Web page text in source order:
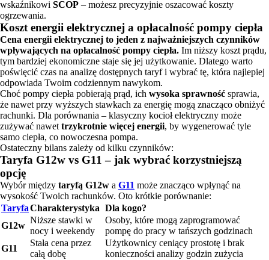
wskaźnikowi SCOP – możesz precyzyjnie oszacować koszty
ogrzewania.
Koszt energii elektrycznej a opłacalność pompy ciepła
Cena energii elektrycznej to jeden z najważniejszych czynników
wpływających na opłacalność pompy ciepła. Im niższy koszt prądu,
tym bardziej ekonomiczne staje się jej użytkowanie. Dlatego warto
poświęcić czas na analizę dostępnych taryf i wybrać tę, która najlepiej
odpowiada Twoim codziennym nawykom.
Choć pompy ciepła pobierają prąd, ich wysoka sprawność sprawia,
że nawet przy wyższych stawkach za energię mogą znacząco obniżyć
rachunki. Dla porównania – klasyczny kocioł elektryczny może
zużywać nawet trzykrotnie więcej energii, by wygenerować tyle
samo ciepła, co nowoczesna pompa.
Ostateczny bilans zależy od kilku czynników:
Taryfa G12w vs G11 – jak wybrać korzystniejszą
opcję
Wybór między taryfą G12w a G11 może znacząco wpłynąć na
wysokość Twoich rachunków. Oto krótkie porównanie:
TaryfaCharakterystyka Dla kogo?
G12w
Niższe stawki w
nocy i weekendy
Osoby, które mogą zaprogramować
pompę do pracy w tańszych godzinach
G11
Stała cena przez
całą dobę
Użytkownicy ceniący prostotę i brak
konieczności analizy godzin zużycia